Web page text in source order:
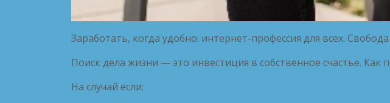
Заработать, когда удобно: интернет-профессия для всех.
Поиск дела жизни — это инвестиция в собственное счастье.
На случай если: